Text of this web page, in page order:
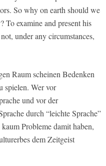
So why on earth should we
To examine and present his
under any circumstances,
Raum scheinen Bedenken
spielen. Wer vor
und vor der
durch “leichte Sprache”
Probleme damit haben,
dem Zeitgeist